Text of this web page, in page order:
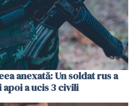
anexată: Un soldat rus a
a ucis 3 civili